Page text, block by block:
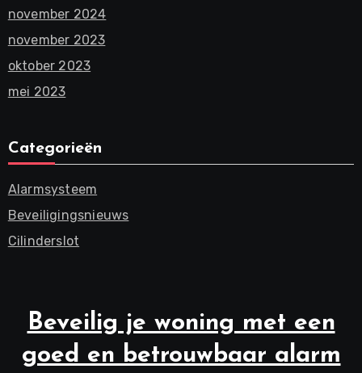
november 2024
november 2023
oktober 2023
mei 2023
Categorieën
Alarmsysteem
Beveiligingsnieuws
Cilinderslot
Beveilig je woning met een
goed en betrouwbaar alarm